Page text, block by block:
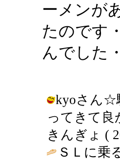
ーメンが
たのです
んでした
kyoさん☆
ってきて
きんぎょ (
ＳＬに乗